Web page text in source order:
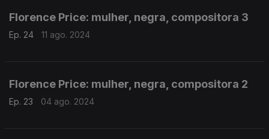
Florence Price: mulher, negra, compositora 3
Ep. 24 11 ago. 2024
Florence Price: mulher, negra, compositora 2
Ep. 23 04 ago. 2024